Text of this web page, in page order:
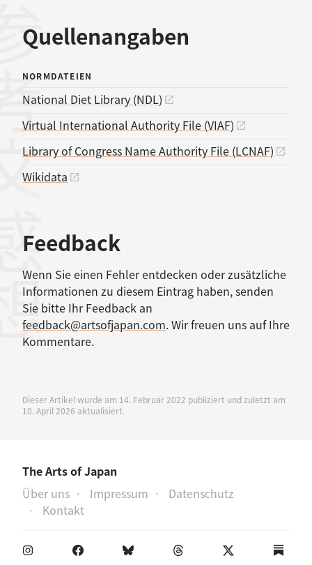
Quellenangaben
献
NORMDATEIEN
National Diet Library (NDL)
Virtual International Authority File (VIAF)
Library of Congress Name Authority File (LCNAF)
Wikidata
Feedback
Wenn Sie einen Fehler entdecken oder zusätzliche
Informationen zu diesem Eintrag haben, senden
Sie bitte Ihr Feedback an
feedback@artsofjapan.com. Wir freuen uns auf Ihre
Kommentare.
Dieser Artikel wurde am 14. Februar 2022 publiziert und zuletzt am
10. April 2026 aktualisiert.
The Arts of Japan
Über uns
Impressum
Datenschutz
Kontakt